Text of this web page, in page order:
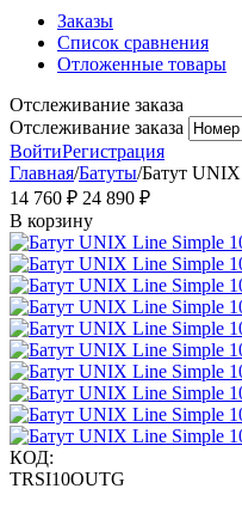
Заказы
Список сравнения
Отложенные товары
Отслеживание заказа
Отслеживание заказа
ВойтиРегистрация
Главная/Батуты/Батут
14 760 ₽ 24 890 ₽
В корзину
КОД:
TRSI10OUTG